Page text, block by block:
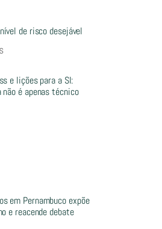
de risco desejável
e lições para a SI:
não é apenas técnico
em Pernambuco expõe
e reacende debate